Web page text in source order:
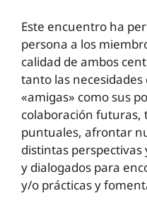
Este encuentro ha
persona a los
calidad de ambos
tanto las
«amigas» como sus
colaboración futuras,
puntuales, afrontar
distintas
y dialogados para
y/o prácticas y